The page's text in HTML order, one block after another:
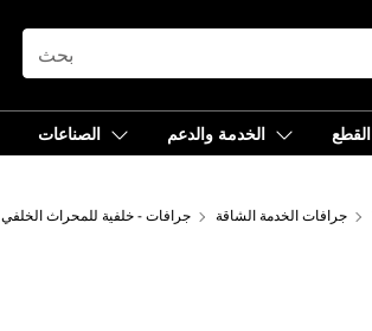
SEARCH
الصناعات الخدمة والدعم القطع
جرافات - خلفية للمحراث الخلفي جرافات الخدمة الشاقة